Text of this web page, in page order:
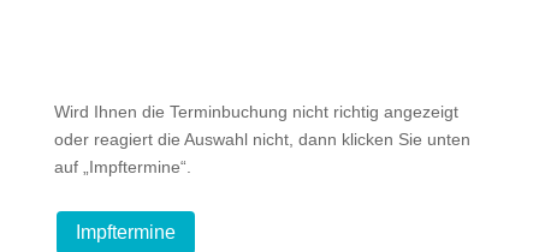
Wird Ihnen die Terminbuchung nicht richtig angezeigt
oder reagiert die Auswahl nicht, dann klicken Sie unten
auf „Impftermine“.
Impftermine